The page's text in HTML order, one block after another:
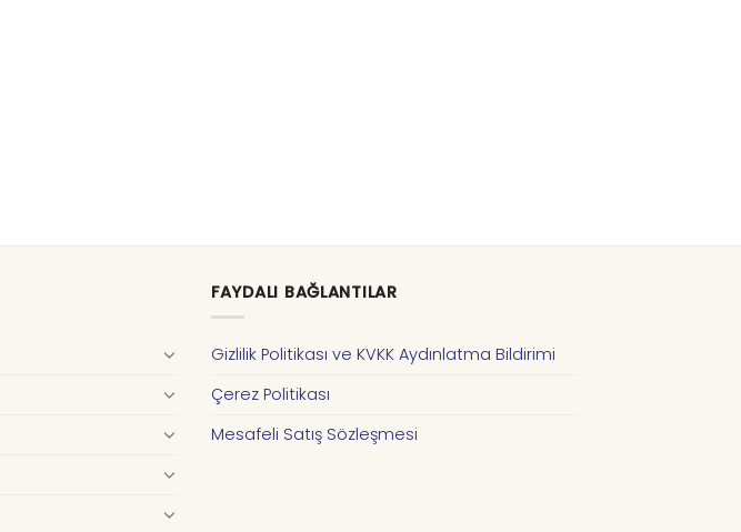
FAYDALI BAĞLANTILAR
Gizlilik Politikası ve KVKK Aydınlatma Bildirimi
Çerez Politikası
Mesafeli Satış Sözleşmesi